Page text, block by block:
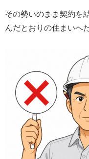
その勢いのまま契約を
んだとおりの住まいへ